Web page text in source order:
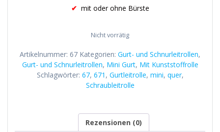
✔ mit oder ohne Bürste
Nicht vorrätig
Artikelnummer: 67 Kategorien: Gurt- und Schnurleitrollen,
Gurt- und Schnurleitrollen, Mini Gurt, Mit Kunststoffrolle
Schlagwörter: 67, 671 , Gurtleitrolle, mini, quer,
Schraubleitrolle
Rezensionen (0)